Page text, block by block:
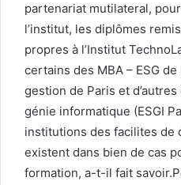
partenariat mutilateral,
l’institut, les diplômes
propres à l’Institut
certains des MBA – ESG
gestion de Paris et
génie informatique (ESGI
institutions des facilites de
existent dans bien de cas
formation, a-t-il fait